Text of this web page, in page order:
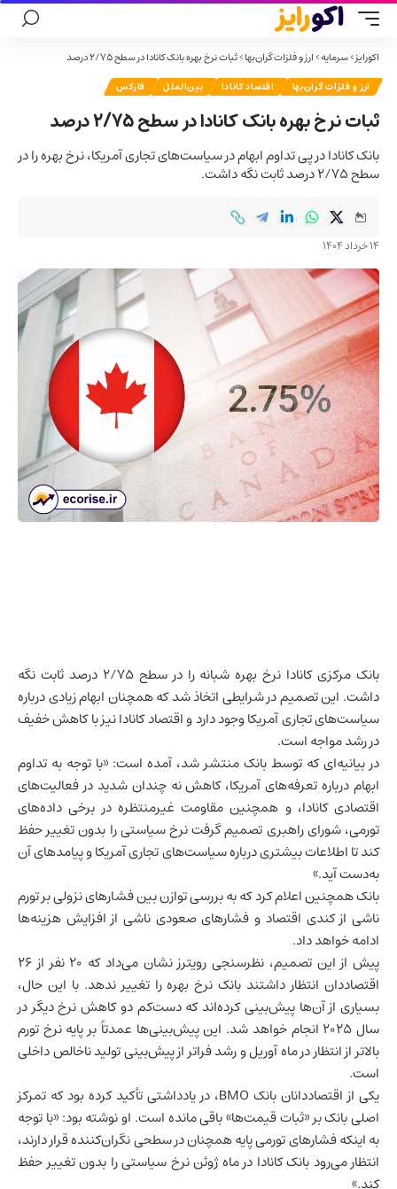
اکورایز>سرمایه>ارز و فلزات گران‌بها>ثبات نرخ بهره بانک کانادا در سطح ۲/۷۵ درصد
ارز و فلزات گران‌بها اقتصاد کانادا بین‌الملل فارکس
ثبات نرخ بهره بانک کانادا در سطح ۲/۷۵ درصد
بانک کانادا در پی تداوم ابهام در سیاست‌های تجاری آمریکا، نرخ بهره را در
سطح ۲/۷۵ درصد ثابت نگه داشت.
14 خرداد 1404
بانک مرکزی کانادا نرخ بهره شبانه را در سطح ۲/۷۵ درصد ثابت نگه
داشت. این تصمیم در شرایطی اتخاذ شد که همچنان ابهام زیادی درباره
سیاست‌های تجاری آمریکا وجود دارد واقتصاد کانادانیز با کاهش خفیف
در رشد مواجه است.
در بیانیه‌ای که توسط بانک منتشر شد، آمده است: «با توجه به تداوم
ابهام درباره تعرفه‌های آمریکا، کاهش نه چندان شدید در فعالیت‌های
اقتصادی کانادا، و همچنین مقاومت غیرمنتظره در برخی داده‌های
تورمی، شورای راهبری تصمیم گرفت نرخ سیاستی را بدون تغییر حفظ
کند تا اطلاعات بیشتری درباره سیاست‌های تجاری آمریکا و پیامدهای آن
به‌دست آید.»
بانک همچنین اعلام کرد که به بررسی توازن بین فشارهای نزولی بر تورم
ناشی از کندی اقتصاد و فشارهای صعودی ناشی از افزایش هزینه‌ها
ادامه خواهد داد.
پیش از این تصمیم، نظرسنجی رویترز نشان می‌داد که ۲۰ نفر از ۲۶
اقتصاددان انتظار داشتند بانک نرخ بهره را تغییر ندهد. با این حال،
بسیاری از آن‌ها پیش‌بینی کرده‌اند که دست‌کم دو کاهش نرخ دیگر در
سال ۲۰۲۵ انجام خواهد شد. این پیش‌بینی‌ها عمدتاً بر پایه نرخ تورم
بالاتر از انتظار در ماه آوریل و رشد فراتر از پیش‌بینیتولید ناخالص داخلی
است.
یکی از اقتصاددانان بانک BMO، در یادداشتی تأکید کرده بود که تمرکز
اصلی بانک بر «ثبات قیمت‌ها» باقی مانده است. او نوشته بود: «با توجه
به اینکه فشارهای تورمی پایه همچنان در سطحی نگران‌کننده قرار دارند،
انتظار می‌رود بانک کانادا در ماه ژوئن نرخ سیاستی را بدون تغییر حفظ
کند.»